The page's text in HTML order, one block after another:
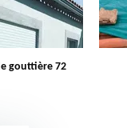
toiture 72